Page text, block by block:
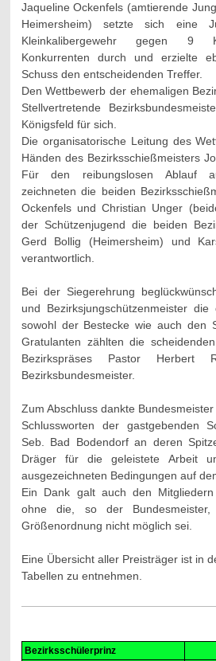
Jaqueline Ockenfels (amtierende
Heimersheim) setzte sich eine
Kleinkalibergewehr gegen 9
Konkurrenten durch und erzielte
Schuss den entscheidenden Treffer.
Den Wettbewerb der ehemaligen
Stellvertretende
Königsfeld für sich.
Die organisatorische Leitung des
Händen des Bezirksschießmeisters
Für den reibungslosen Ablauf
zeichneten die beiden
Ockenfels und Christian Unger
der Schützenjugend die beiden
Gerd Bollig (Heimersheim) und
verantwortlich.
Bei der Siegerehrung
und Bezirksjungschützenmeister die
sowohl der Bestecke wie auch den
Gratulanten zählten die
Bezirkspräses Pastor Herbert
Bezirksbundesmeister.
Zum Abschluss dankte
Schlussworten der gastgebenden
Seb. Bad Bodendorf an deren
Dräger für die geleistete Arbeit
ausgezeichneten Bedingungen auf
Ein Dank galt auch den Mitgliedern
ohne die, so der
Größenordnung nicht möglich sei.
Eine Übersicht aller Preisträger ist in
Tabellen zu entnehmen.
Bezirksschülerprinz